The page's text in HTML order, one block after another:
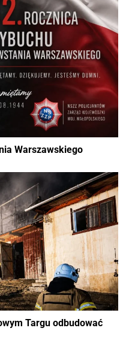
Warszawskiego
Targu odbudować